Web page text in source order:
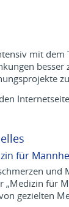
mit
für
und
„Medizin für
gezielten